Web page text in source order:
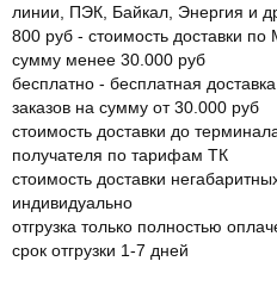
линии, ПЭК, Байкал, Энергия и
800 руб - стоимость доставки по
сумму менее 30.000 руб
бесплатно - бесплатная
заказов на сумму от 30.000 руб
стоимость доставки до
получателя по тарифам ТК
стоимость доставки
индивидуально
отгрузка только полностью
срок отгрузки 1-7 дней